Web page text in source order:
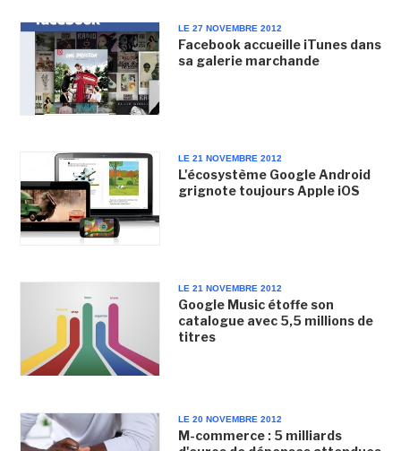
LE 27 NOVEMBRE 2012
Facebook accueille iTunes dans
sa galerie marchande
LE 21 NOVEMBRE 2012
L'écosystème Google Android
grignote toujours Apple iOS
LE 21 NOVEMBRE 2012
Google Music étoffe son
catalogue avec 5,5 millions de
titres
LE 20 NOVEMBRE 2012
M-commerce : 5 milliards